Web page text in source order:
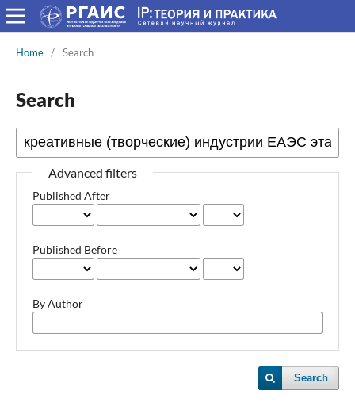
Home / Search
Search
Advanced filters
Published After
Published Before
By Author
Search